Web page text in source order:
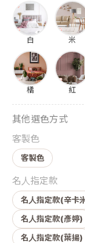
白 米
橘 紅
其他選色方式
客製色
客製色
名人指定款
名人指定款(辛卡
名人指定款(彥婷)
名人指定款(葉揚)